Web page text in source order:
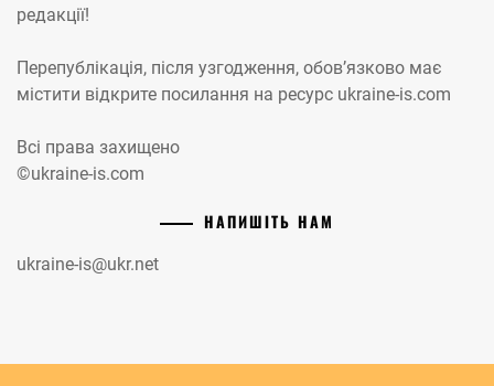
редакції!
Перепублікація, після узгодження, обов’язково має
містити відкрите посилання на ресурс ukraine-is.com
Всі права захищено
©ukraine-is.com
НАПИШІТЬ НАМ
ukraine-is@ukr.net